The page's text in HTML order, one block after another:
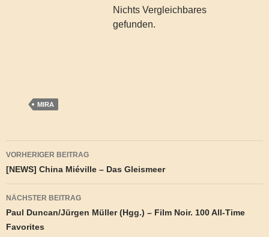
Nichts Vergleichbares
gefunden.
MIRA
Beitragsnavigation
VORHERIGER BEITRAG
[NEWS] China Miéville – Das Gleismeer
NÄCHSTER BEITRAG
Paul Duncan/Jürgen Müller (Hgg.) – Film Noir. 100 All-Time
Favorites